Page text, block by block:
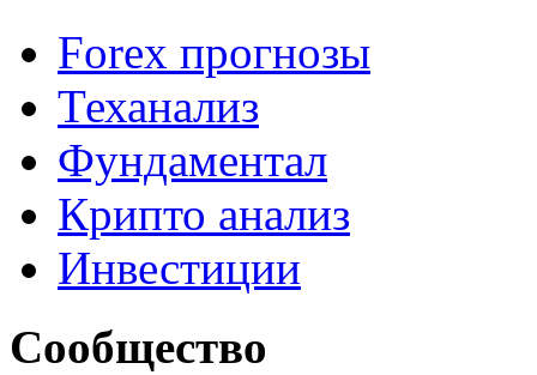
Forex прогнозы
Теханализ
Фундаментал
Крипто анализ
Инвестиции
Сообщество